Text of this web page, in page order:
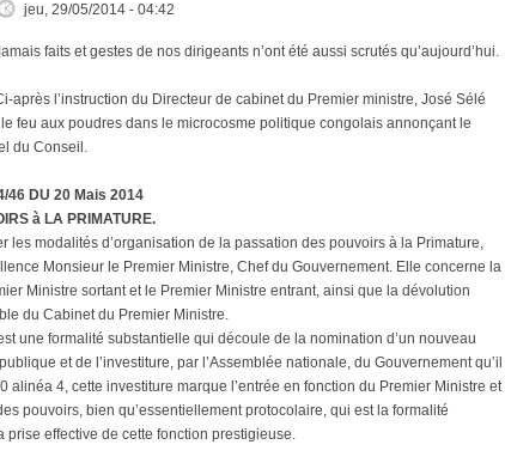
jeu, 29/05/2014 - 04:42
faits et gestes de nos dirigeants n’ont été aussi scrutés qu’aujourd’hui.
après l’instruction du Directeur de cabinet du Premier ministre, José Sélé
feu aux poudres dans le microcosme politique congolais annonçant le
du Conseil.
46 DU 20 Mais 2014
à LA PRIMATURE.
les modalités d’organisation de la passation des pouvoirs à la Primature,
Monsieur le Premier Ministre, Chef du Gouvernement. Elle concerne la
Ministre sortant et le Premier Ministre entrant, ainsi que la dévolution
du Cabinet du Premier Ministre.
une formalité substantielle qui découle de la nomination d’un nouveau
et de l’investiture, par l’Assemblée nationale, du Gouvernement qu’il
alinéa 4, cette investiture marque l’entrée en fonction du Premier Ministre et
pouvoirs, bien qu’essentiellement protocolaire, qui est la formalité
effective de cette fonction prestigieuse.